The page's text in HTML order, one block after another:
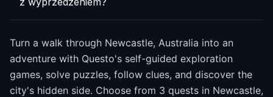
Turn a walk through Newcastle, Australia into an
adventure with Questo's self-guided exploration
games, solve puzzles, follow clues, and discover the
city's hidden side. Choose from 3 quests in Newcastle,